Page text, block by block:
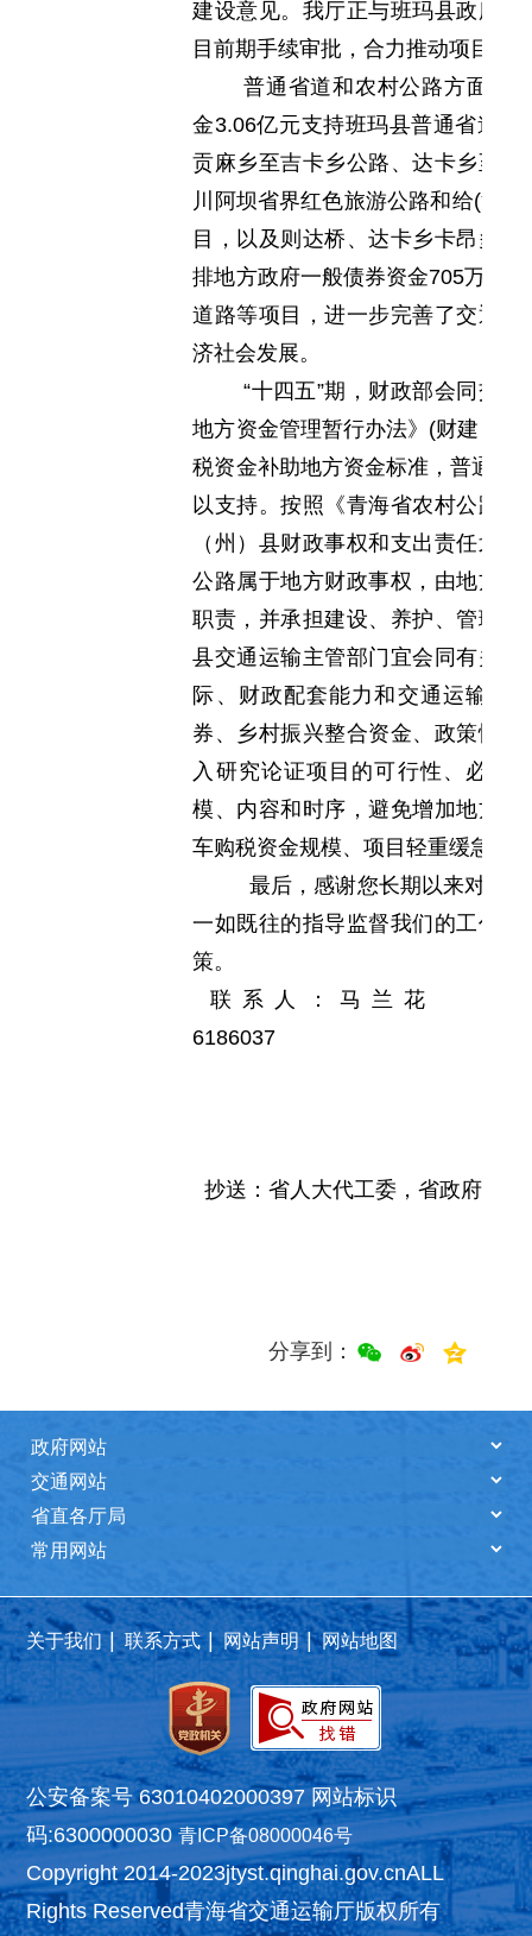
建设意见。我厅正与班玛县政府
目前期手续审批，合力推动项目早
普通省道和农村公路方面，
金3.06亿元支持班玛县普通省道
贡麻乡至吉卡乡公路、达卡乡至
川阿坝省界红色旅游公路和给(沟)
目，以及则达桥、达卡乡卡昂多
排地方政府一般债券资金705万元
道路等项目，进一步完善了交通
济社会发展。
“十四五”期，财政部会同交
地方资金管理暂行办法》(财建〔
税资金补助地方资金标准，普通省
以支持。按照《青海省农村公路
（州）县财政事权和支出责任划
公路属于地方财政事权，由地方
职责，并承担建设、养护、管理
县交通运输主管部门宜会同有关
际、财政配套能力和交通运输需
券、乡村振兴整合资金、政策性
入研究论证项目的可行性、必要
模、内容和时序，避免增加地方
车购税资金规模、项目轻重缓急等
最后，感谢您长期以来对交
一如既往的指导监督我们的工作
策。
联系人：马兰花
6186037
抄送：省人大代工委，省政府办
分享到：
关于我们 | 联系方式 | 网站声明 | 网站地图
公安备案号 63010402000397 网站标识
码:6300000030青ICP备08000046号
Copyright 2014-2023jtyst.qinghai.gov.cnALL
Rights Reserved青海省交通运输厅版权所有